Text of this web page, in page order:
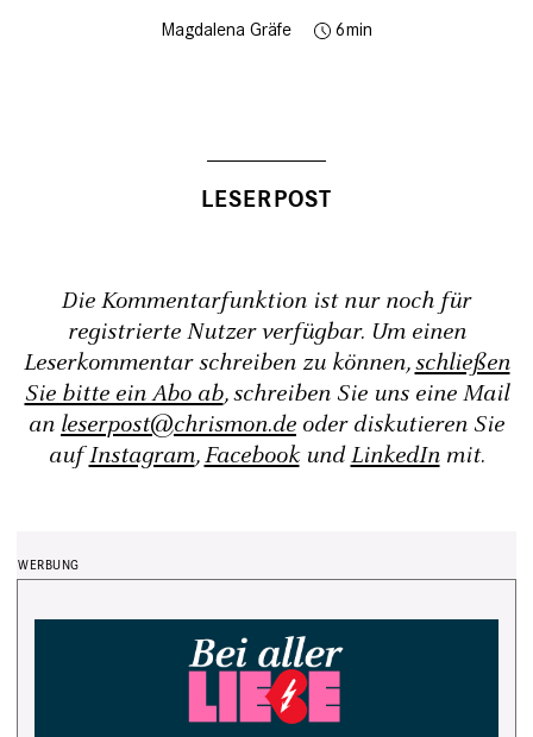
Magdalena Gräfe 6
Die Kommentarfunktion ist nur noch für
registrierte Nutzer verfügbar. Um einen
Leserkommentar schreiben zu können,schließen
Sie bitte ein Abo ab, schreiben Sie uns eine Mail
an leserpost@chrismon.de oder diskutieren Sie
aufInstagram,FacebookundLinkedInmit.